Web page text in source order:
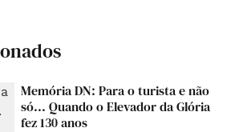
Memória DN: Para o turista e não
só... Quando o Elevador da Glória
fez 130 anos